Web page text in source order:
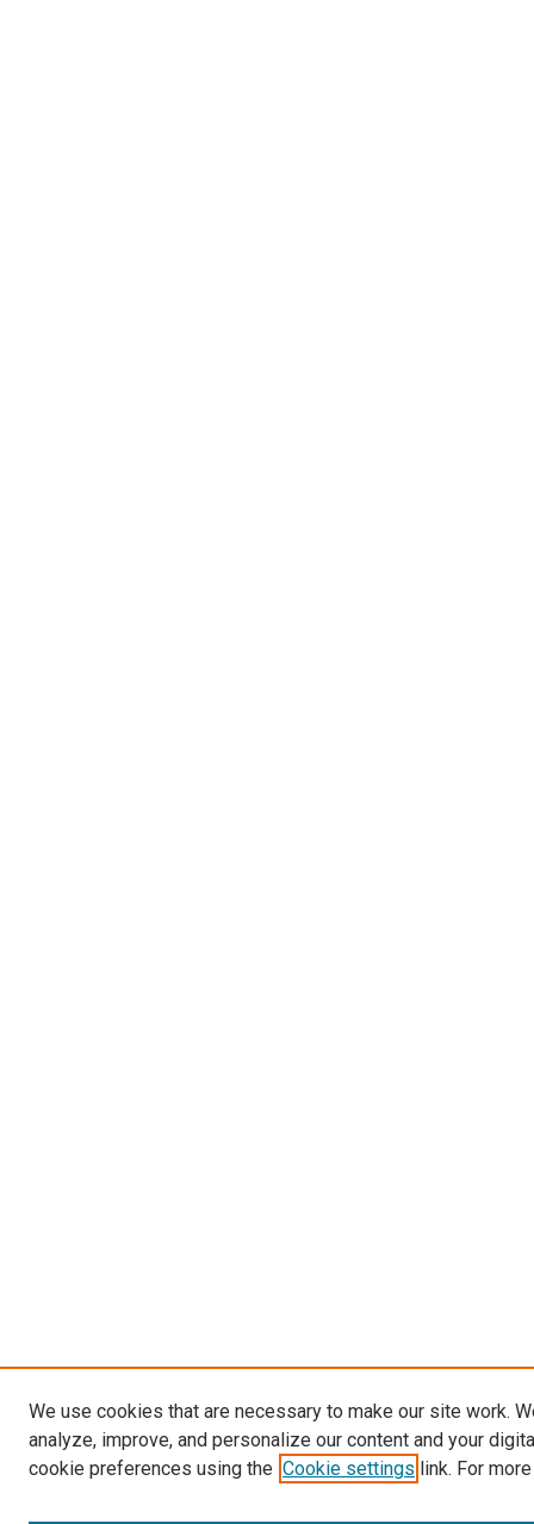
We use cookies that are necessary to make our site work.
analyze, improve, and personalize our content and your
cookie preferences using the Cookie settings link. For